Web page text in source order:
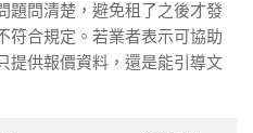
題問清楚，避免租了之後才發
符合規定。若業者表示可協助
提供報價資料，還是能引導文